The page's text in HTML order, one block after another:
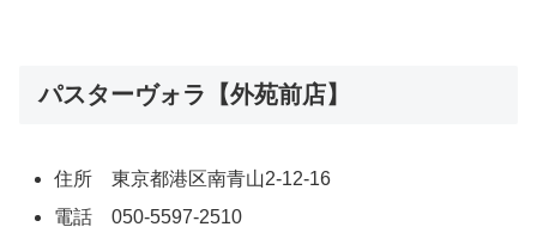
パスターヴォラ【外苑前店】
住所 東京都港区南青山2-12-16
電話 050-5597-2510